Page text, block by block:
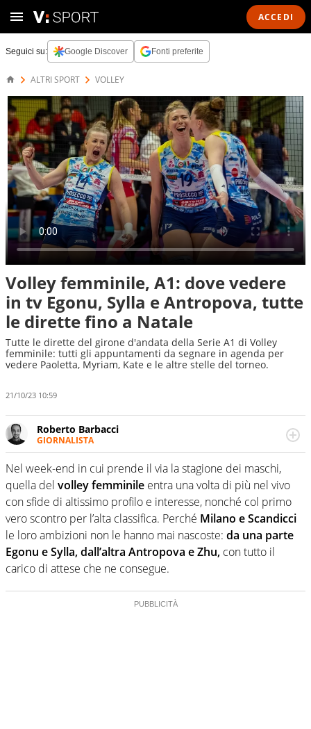
ACCEDI
Seguici su: Google Discover Fonti preferite
ALTRI SPORT VOLLEY
Volley femminile, A1: dove vedere
in tv Egonu, Sylla e Antropova, tutte
le dirette fino a Natale
Tutte le dirette del girone d'andata della Serie A1 di Volley
femminile: tutti gli appuntamenti da segnare in agenda per
vedere Paoletta, Myriam, Kate e le altre stelle del torneo.
21/10/23 10:59
Roberto Barbacci
GIORNALISTA
Giornalista (pubblicista) sportivo a tutto campo, è il
tuttologo di Virgilio Sport. Provate a chiedergli di boxe, di
scherma, di volley o di curling: ve ne farà innamorare
Nel week-end in cui prende il via la stagione dei maschi,
quella del volley femminile entra una volta di più nel vivo
con sfide di altissimo profilo e interesse, nonché col primo
vero scontro per l’alta classifica. Perché Milano e Scandicci
le loro ambizioni non le hanno mai nascoste: da una parte
Egonu e Sylla, dall’altra Antropova e Zhu, con tutto il
carico di attese che ne consegue.